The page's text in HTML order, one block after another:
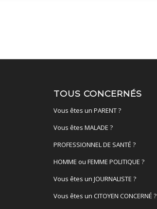
TOUS CONCERNÉS
Vous êtes un PARENT ?
Vous êtes MALADE ?
PROFESSIONNEL DE SANTÉ ?
HOMME ou FEMME POLITIQUE ?
Vous êtes un JOURNALISTE ?
Vous êtes un CITOYEN CONCERNÉ ?